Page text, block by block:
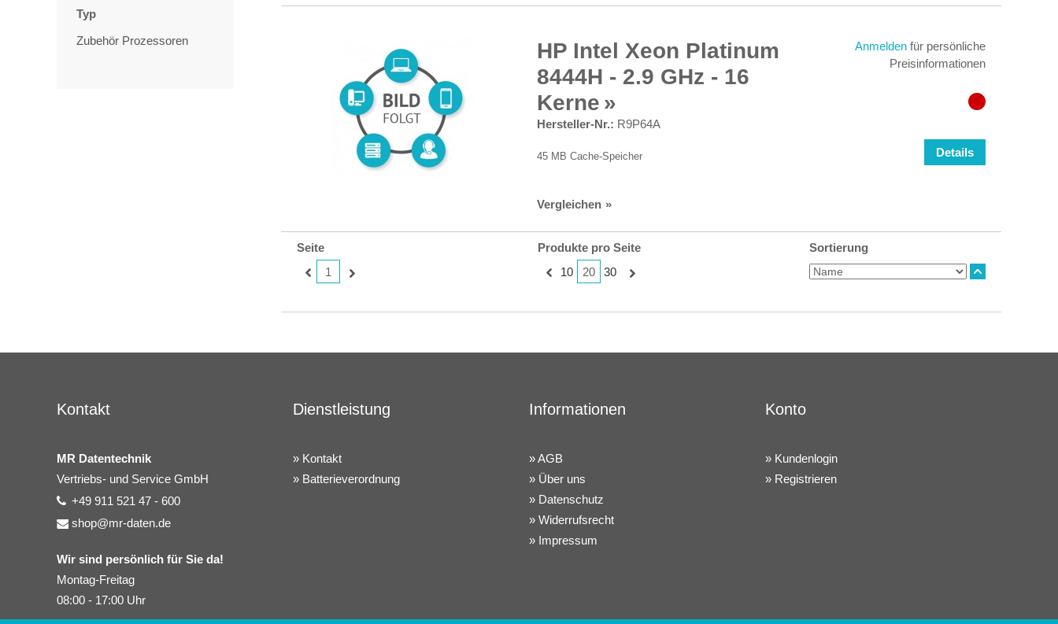
Typ
Zubehör Prozessoren
HP Intel Xeon Platinum
8444H - 2.9 GHz - 16
Kerne
Hersteller-Nr.: R9P64A
Anmelden für persönliche
Preisinformationen
Details
45 MB Cache-Speicher
Vergleichen
Seite
1
Produkte pro Seite
10
20 30
Sortierung
Kontakt
MR Datentechnik
Vertriebs- und Service GmbH
+49 911 521 47 - 600
shop@mr-daten.de
Wir sind persönlich für Sie da!
Montag-Freitag
08:00 - 17:00 Uhr
Dienstleistung
Kontakt
Batterieverordnung
Informationen
AGB
Über uns
Datenschutz
Widerrufsrecht
Impressum
Konto
Kundenlogin
Registrieren